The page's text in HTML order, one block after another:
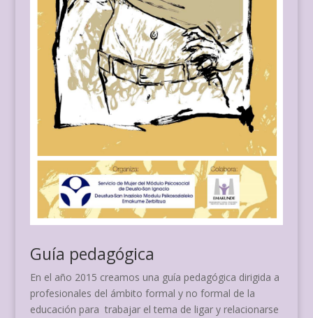
Guía pedagógica
En el año 2015 creamos una guía pedagógica dirigida a
profesionales del ámbito formal y no formal de la
educación para trabajar el tema de ligar y relacionarse